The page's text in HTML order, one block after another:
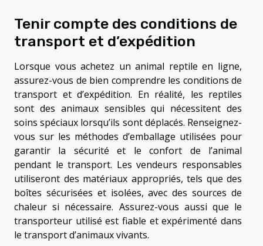
Tenir compte des conditions de
transport et d’expédition
Lorsque vous achetez un animal reptile en ligne,
assurez-vous de bien comprendre les conditions de
transport et d’expédition. En réalité, les reptiles
sont des animaux sensibles qui nécessitent des
soins spéciaux lorsqu’ils sont déplacés. Renseignez-
vous sur les méthodes d’emballage utilisées pour
garantir la sécurité et le confort de l’animal
pendant le transport. Les vendeurs responsables
utiliseront des matériaux appropriés, tels que des
boîtes sécurisées et isolées, avec des sources de
chaleur si nécessaire. Assurez-vous aussi que le
transporteur utilisé est fiable et expérimenté dans
le transport d’animaux vivants.